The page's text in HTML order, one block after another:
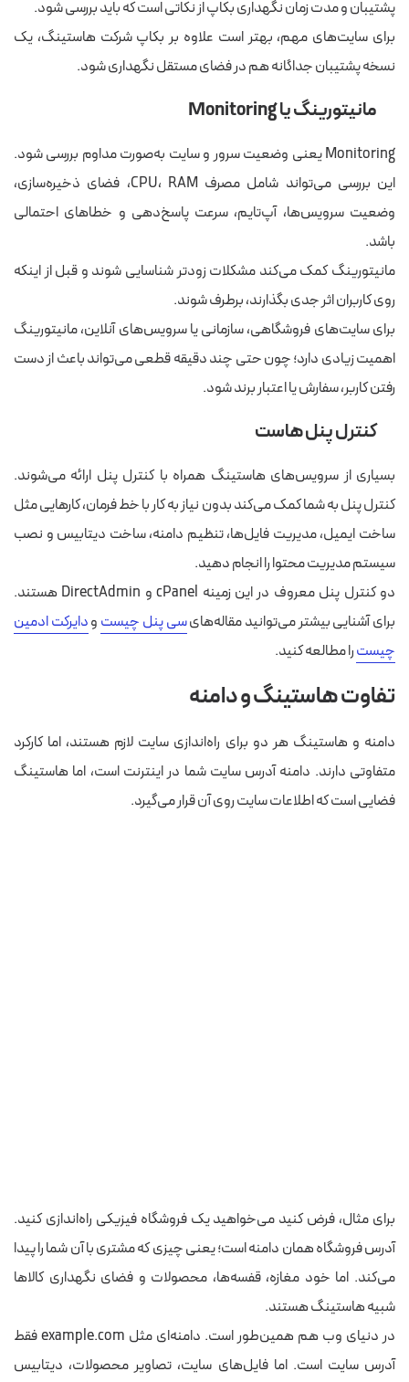
پشتیبان و مدت زمان نگهداری بکاپ از نکاتی است که باید بررسی شود.
برای سایت‌های مهم، بهتر است علاوه بر بکاپ شرکت هاستینگ، یک
نسخه پشتیبان جداگانه هم در فضای مستقل نگهداری شود.
مانیتورینگ یا Monitoring
Monitoring یعنی وضعیت سرور و سایت به‌صورت مداوم بررسی شود.
این بررسی می‌تواند شامل مصرف CPU، RAM، فضای ذخیره‌سازی،
وضعیت سرویس‌ها، آپ‌تایم، سرعت پاسخ‌دهی و خطاهای احتمالی
باشد.
مانیتورینگ کمک می‌کند مشکلات زودتر شناسایی شوند و قبل از اینکه
روی کاربران اثر جدی بگذارند، برطرف شوند.
برای سایت‌های فروشگاهی، سازمانی یا سرویس‌های آنلاین، مانیتورینگ
اهمیت زیادی دارد؛ چون حتی چند دقیقه قطعی می‌تواند باعث از دست
رفتن کاربر، سفارش یا اعتبار برند شود.
کنترل پنل هاست
بسیاری از سرویس‌های هاستینگ همراه با کنترل پنل ارائه می‌شوند.
کنترل پنل به شما کمک می‌کند بدون نیاز به کار با خط فرمان، کارهایی مثل
ساخت ایمیل، مدیریت فایل‌ها، تنظیم دامنه، ساخت دیتابیس و نصب
سیستم مدیریت محتوا را انجام دهید.
دو کنترل پنل معروف در این زمینه cPanel و DirectAdmin هستند.
برای آشنایی بیشتر می‌توانید مقاله‌هایسی پنل چیست ودایرکت ادمین
چیسترا مطالعه کنید.
تفاوت هاستینگ و دامنه
دامنه و هاستینگ هر دو برای راه‌اندازی سایت لازم هستند، اما کارکرد
متفاوتی دارند. دامنه آدرس سایت شما در اینترنت است، اما هاستینگ
فضایی است که اطلاعات سایت روی آن قرار می‌گیرد.
برای مثال، فرض کنید می‌خواهید یک فروشگاه فیزیکی راه‌اندازی کنید.
آدرس فروشگاه همان دامنه است؛ یعنی چیزی که مشتری با آن شما را پیدا
می‌کند. اما خود مغازه، قفسه‌ها، محصولات و فضای نگهداری کالاها
شبیه هاستینگ هستند.
در دنیای وب هم همین‌طور است. دامنه‌ای مثل example.com فقط
آدرس سایت است. اما فایل‌های سایت، تصاویر محصولات، دیتابیس